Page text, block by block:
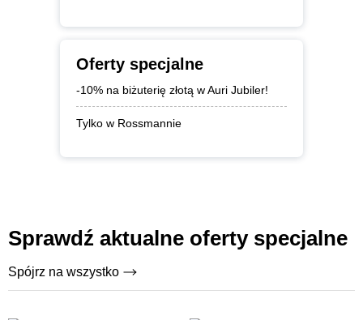
Oferty specjalne
-10% na biżuterię złotą w Auri Jubiler!
Tylko w Rossmannie
Sprawdź aktualne oferty specjalne
Spójrz na wszystko